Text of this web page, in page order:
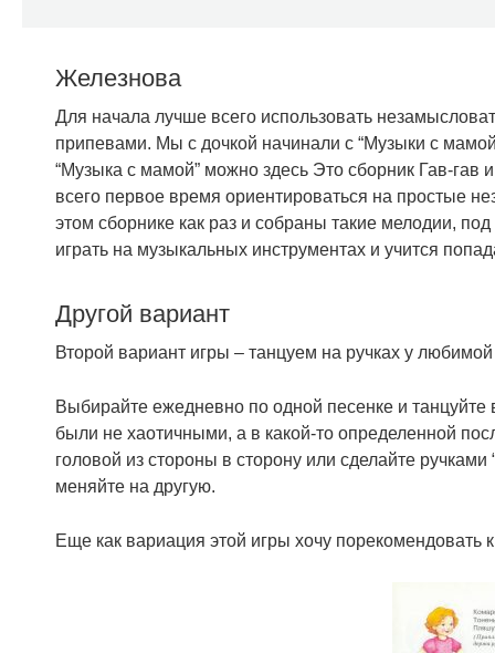
Железнова
Для начала лучше всего использовать
припевами. Мы с дочкой начинали с “Музыки с
“Музыка с мамой” можно здесь Это сборник Гав-
всего первое время ориентироваться на простые
этом сборнике как раз и собраны такие мелодии,
играть на музыкальных инструментах и учится
Другой вариант
Второй вариант игры – танцуем на ручках у
Выбирайте ежедневно по одной песенке и
были не хаотичными, а в какой-то определенной
головой из стороны в сторону или сделайте
меняйте на другую.
Еще как вариация этой игры хочу порекомендовать